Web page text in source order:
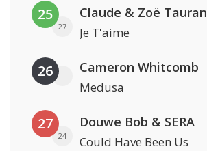
25
27
Claude & Zoë Tauran
Je T'aime
26 Cameron Whitcomb
Medusa
27
24
Douwe Bob & SERA
Could Have Been Us